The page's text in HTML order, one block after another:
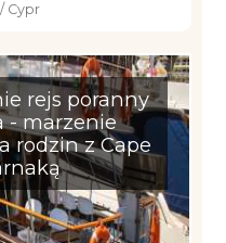
Cypr
rejs poranny
- marzenie
rodzin z Cape